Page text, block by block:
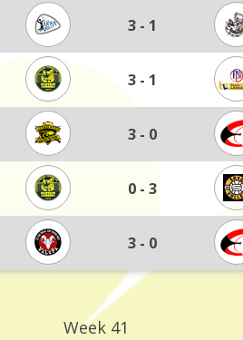
3 - 1
3 - 1
3 - 0
0 - 3
3 - 0
Week 41